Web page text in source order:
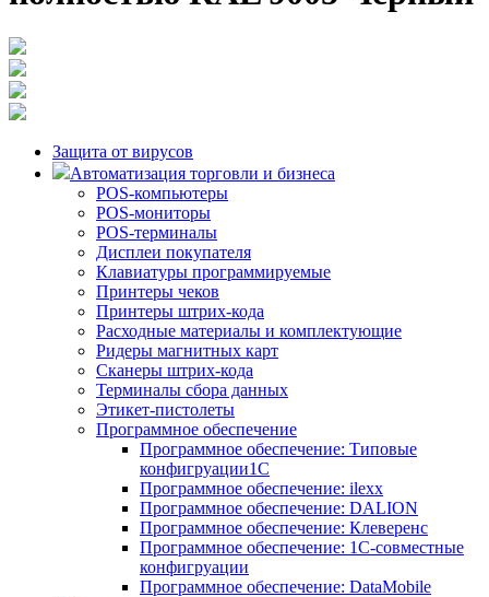
Защита от вирусов
Автоматизация торговли и бизнеса
POS-компьютеры
POS-мониторы
POS-терминалы
Дисплеи покупателя
Клавиатуры программируемые
Принтеры чеков
Принтеры штрих-кода
Расходные материалы и комплектующие
Ридеры магнитных карт
Сканеры штрих-кода
Терминалы сбора данных
Этикет-пистолеты
Программное обеспечение
Программное обеспечение: Типовые
конфигруации1С
Программное обеспечение: ilexx
Программное обеспечение: DALION
Программное обеспечение: Клеверенс
Программное обеспечение: 1С-совместные
конфигруации
Программное обеспечение: DataMobile